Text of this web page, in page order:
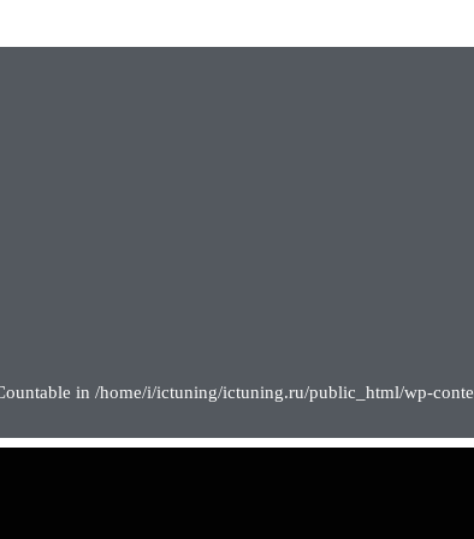
in /home/i/ictuning/ictuning.ru/public_html/wp-